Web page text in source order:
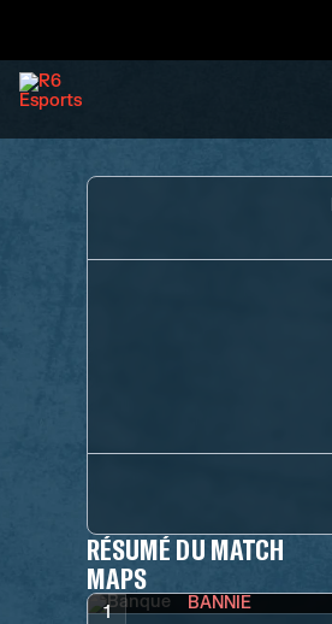
RÉSUMÉ DU MATCH
MAPS
1 BANNIE